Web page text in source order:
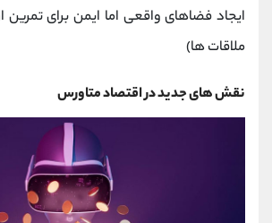
ایجاد فضاهای واقعی اما ایمن برای تمرین
ملاقات ها)
نقش های جدید در اقتصاد متاورس